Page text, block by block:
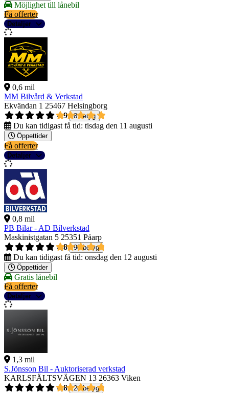
Möjlighet till lånebil
Få offerter
Detaljer
0,6 mil
MM Bilvård & Verkstad
Ekvändan 1 25467 Helsingborg
4,9
8 betyg
Du kan tidigast få tid: tisdag den 11 augusti
Öppettider
Få offerter
Detaljer
0,8 mil
PB Bilar - AD Bilverkstad
Maskinistgatan 5 25351 Påarp
4,8
90 betyg
Du kan tidigast få tid: onsdag den 12 augusti
Öppettider
Gratis lånebil
Få offerter
Detaljer
1,3 mil
S.Jönsson Bil - Auktoriserad verkstad
KARLSFÄLTSVÄGEN 13 26363 Viken
4,8
24 betyg